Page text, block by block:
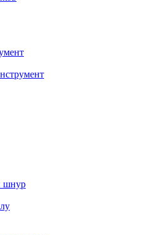
шнур